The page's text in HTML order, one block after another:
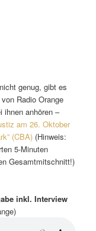
genug, gibt es
Radio Orange
ihnen anhören –
am 26. Oktober
(CBA) (Hinweis:
5-Minuten
Gesamtmitschnitt!)
inkl. Interview